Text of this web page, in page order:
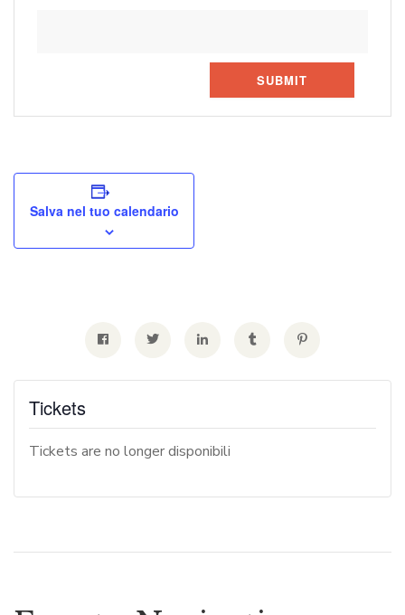
SUBMIT
Salva nel tuo calendario
Tickets
Tickets are no longer disponibili